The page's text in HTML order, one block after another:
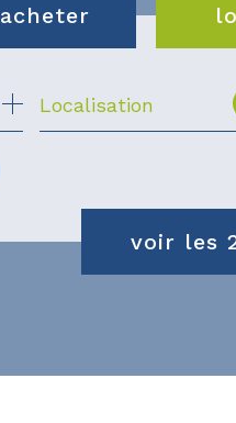
acheter
de l'ancien
du neuf
Localisation
voir les